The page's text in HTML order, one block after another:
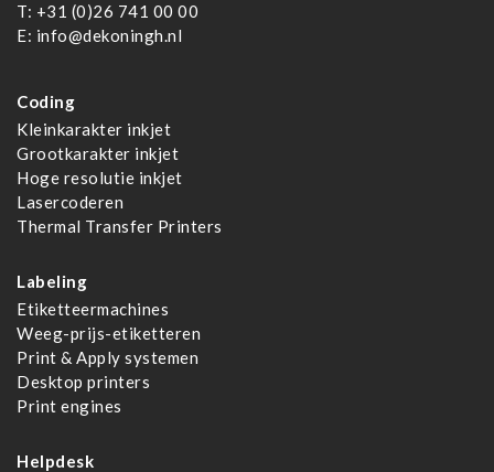
T: +31 (0)26 741 00 00
E: info@dekoningh.nl
Coding
Kleinkarakter inkjet
Grootkarakter inkjet
Hoge resolutie inkjet
Lasercoderen
Thermal Transfer Printers
Labeling
Etiketteermachines
Weeg-prijs-etiketteren
Print & Apply systemen
Desktop printers
Print engines
Helpdesk